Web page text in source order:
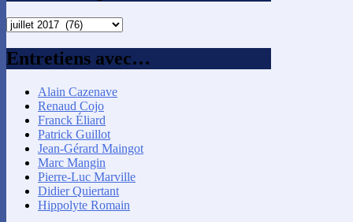
Recherche
mois
Entretiens avec…
Alain Cazenave
Renaud Cojo
Franck Éliard
Patrick Guillot
Jean-Gérard Maingot
Marc Mangin
Pierre-Luc Marville
Didier Quiertant
Hippolyte Romain